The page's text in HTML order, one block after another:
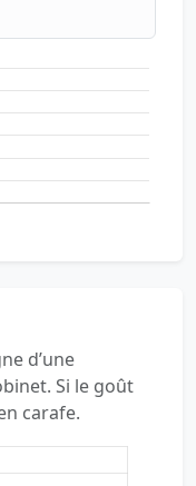
d’une
Si le goût
carafe.